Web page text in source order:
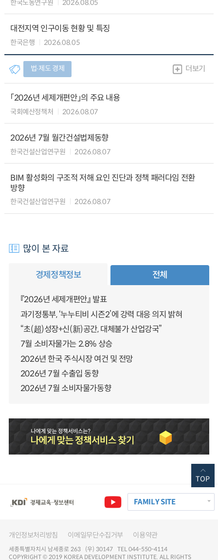
한국노동연구원 2026.08.05
대전지역 인구이동 현황 및 특징
한국은행 2026.08.05
법∙제도 경제 더보기
「2026년 세제개편안」의 주요 내용
국회예산정책처 2026.08.07
2026년 7월 월간건설법제동향
한국건설산업연구원 2026.08.07
BIM 활성화의 구조적 저해 요인 진단과 정책 패러다임 전환
방향
한국건설산업연구원 2026.08.07
많이 본 자료
경제정책정보 전체
『2026년 세제개편안』 발표
과기정통부, ‘누누티비 시즌2’에 강력 대응 의지 밝혀
“초(超)성장+신(新)공간, 대체불가 산업강국”
7월 소비자물가는 2.8% 상승
2026년 한국 주식시장 여건 및 전망
2026년 7월 수출입 동향
2026년 7월 소비자물가동향
FAMILY SITE
개인정보처리방침 이메일무단수집거부 이용약관
세종특별자치시 남세종로 263 (우) 30147 TEL 044-550-4114
COPYRIGHT © 2019 KOREA DEVELOPMENT INSTITUTE. ALL RIGHTS
TOP